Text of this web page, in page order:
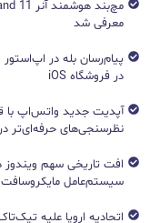
معرفی شد
پیام‌رسان بله در اپ‌استور
در فروشگاه iOS
نظرسنجی‌های حرفه‌ای‌تر در
افت تاریخی سهم ویندوز در
سیستم‌عامل مایکروسافت
اتحادیه اروپا علیه